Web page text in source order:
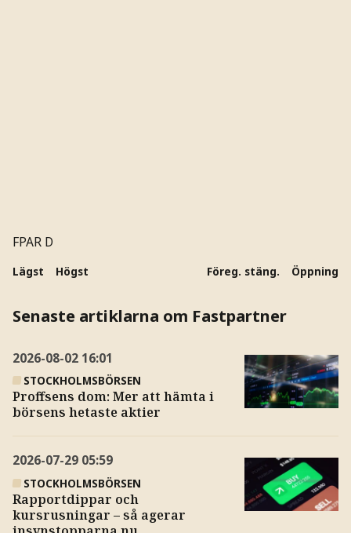
FPAR D
Lägst Högst Föreg. stäng. Öppning
Senaste artiklarna om Fastpartner
2026-08-02 16:01
STOCKHOLMSBÖRSEN
Proffsens dom: Mer att hämta i
börsens hetaste aktier
2026-07-29 05:59
STOCKHOLMSBÖRSEN
Rapportdippar och
kursrusningar – så agerar